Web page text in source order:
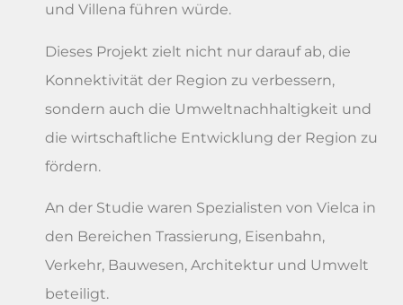
und Villena führen würde.
Dieses Projekt zielt nicht nur darauf ab, die
Konnektivität der Region zu verbessern,
sondern auch die Umweltnachhaltigkeit und
die wirtschaftliche Entwicklung der Region zu
fördern.
An der Studie waren Spezialisten von Vielca in
den Bereichen Trassierung, Eisenbahn,
Verkehr, Bauwesen, Architektur und Umwelt
beteiligt.